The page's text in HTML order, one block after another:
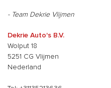
- Team Dekrie Vlijmen
Dekrie Auto's B.V.
Wolput 18
5251 CG Vlijmen
Nederland